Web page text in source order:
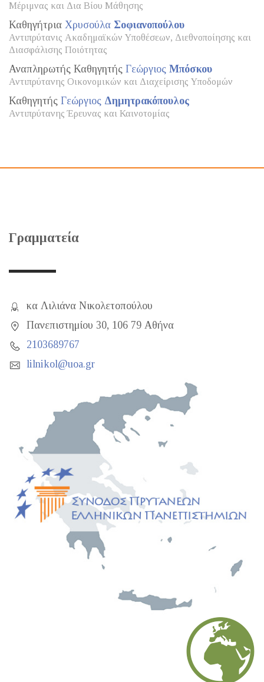
Μέριμνας και Δια Βίου Μάθησης
Καθηγήτρια Χρυσούλα Σοφιανοπούλου
Αντιπρύτανις Ακαδημαϊκών Υποθέσεων, Διεθνοποίησης και
Διασφάλισης Ποιότητας
Αναπληρωτής Καθηγητής Γεώργιος Μπόσκου
Αντιπρύτανης Οικονομικών και Διαχείρισης Υποδομών
Καθηγητής Γεώργιος Δημητρακόπουλος
Αντιπρύτανης Έρευνας και Καινοτομίας
Γραμματεία
κα Λιλιάνα Νικολετοπούλου
Πανεπιστημίου 30, 106 79 Αθήνα
2103689767
lilnikol@uoa.gr